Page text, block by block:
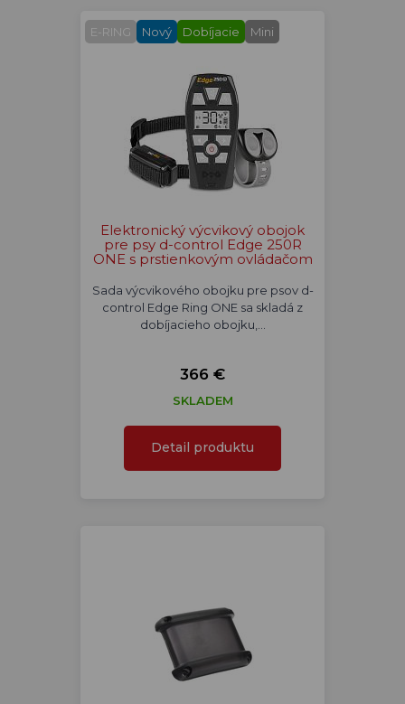
E-RING Nový Dobíjacie Mini
Elektronický výcvikový obojok
pre psy d-control Edge 250R
ONE s prstienkovým ovládačom
Sada výcvikového obojku pre psov d-
control Edge Ring ONE sa skladá z
dobíjacieho obojku,…
366 €
SKLADEM
Detail produktu